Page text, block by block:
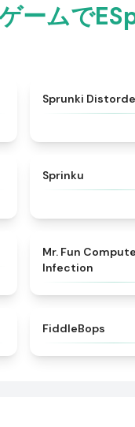
ームで
Sprunki
Sprinku
Mr. Fun
Infection
FiddleBops